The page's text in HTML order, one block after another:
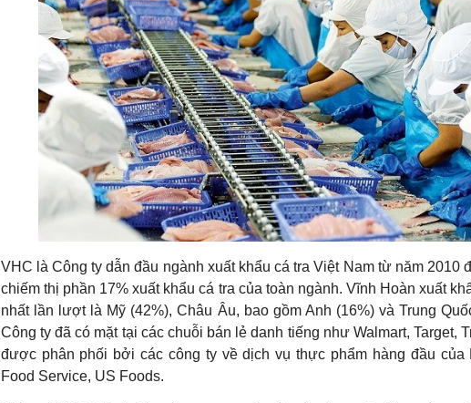
VHC là Công ty dẫn đầu ngành xuất khẩu cá tra Việt Nam từ năm 2010
chiếm thị phần 17% xuất khẩu cá tra của toàn ngành. Vĩnh Hoàn xuất
nhất lần lượt là Mỹ (42%), Châu Âu, bao gồm Anh (16%) và Trung
Công ty đã có mặt tại các chuỗi bán lẻ danh tiếng như Walmart, Target,
được phân phối bởi các công ty về dịch vụ thực phẩm hàng đầu của
Food Service, US Foods.